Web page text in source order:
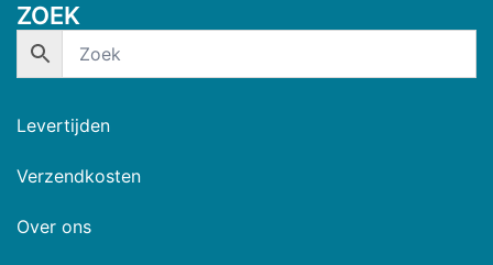
ZOEK
Levertijden
Verzendkosten
Over ons